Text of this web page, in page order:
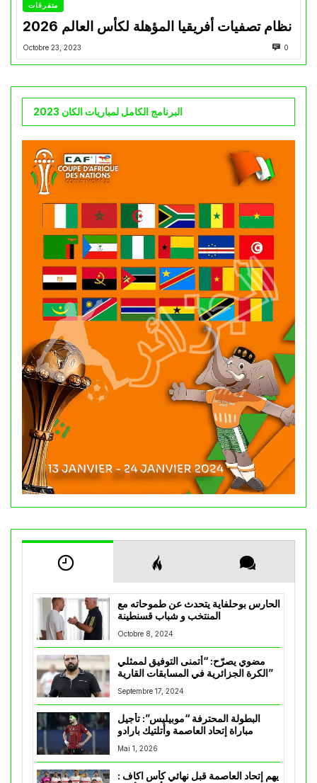
متفرقات
نظام تصفيات أفريقيا المؤهلة لكأس العالم 2026
Octobre 23, 2023 0
البرنامج الكامل لمباريات الكان 2023
الحارس بوحلفاية يتحدث عن طموحاته مع
المنتخب و شباب قسنطينة
Octobre 8, 2024
مضوي يصرّح: “أتمنى التوفيق لممثلي
الكرة الجزائرية في المسابقات القارية”
Septembre 17, 2024
البطولة المحترفة “موبيليس”: تأجيل
مباراة إتحاد العاصمة وأتلتيك بارادو
Mai 1, 2026
يهم إتحاد العاصمة قبل نهائي كأس اكاف :